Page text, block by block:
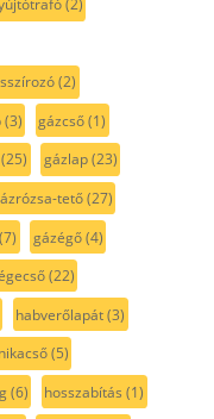
(2)
(2)
(3) gázcső(1)
(25) gázlap(23)
tető(27)
(7) gázégő(4)
(22)
habverőlapát(3)
(5)
(6) hosszabítás (1)